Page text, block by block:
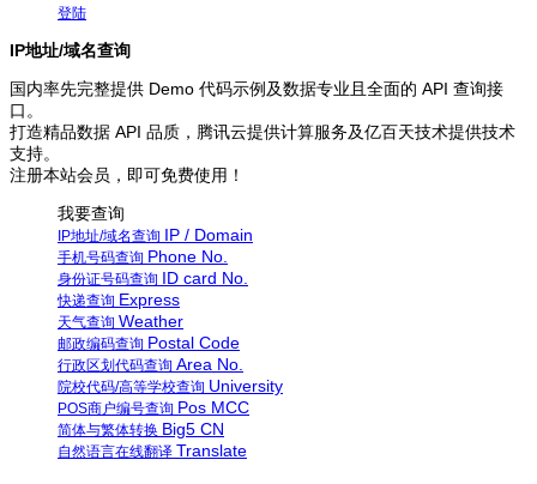
登陆
IP地址/域名查询
国内率先完整提供 Demo 代码示例及数据专业且全面的 API 查询接
口。
打造精品数据 API 品质，腾讯云提供计算服务及亿百天技术提供技术
支持。
注册本站会员，即可免费使用！
我要查询
IP地址/域名查询 IP / Domain
手机号码查询 Phone No.
身份证号码查询 ID card No.
快递查询 Express
天气查询 Weather
邮政编码查询 Postal Code
行政区划代码查询 Area No.
院校代码/高等学校查询 University
POS商户编号查询 Pos MCC
简体与繁体转换 Big5 CN
自然语言在线翻译 Translate